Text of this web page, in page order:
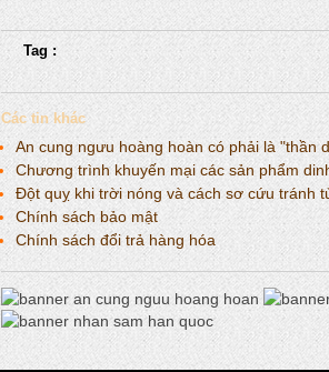
Tag :
Các tin khác
An cung ngưu hoàng hoàn có phải là "thần
Chương trình khuyến mại các sản phẩm
Đột quỵ khi trời nóng và cách sơ cứu tránh
Chính sách bảo mật
Chính sách đổi trả hàng hóa